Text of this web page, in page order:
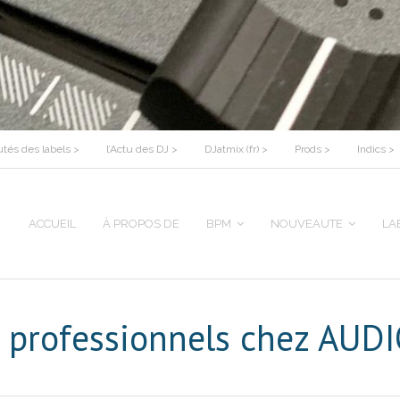
des labels > l’Actu des DJ > DJatmix (fr) > Prods > Indics >
ACCUEIL À PROPOS DE BPM NOUVEAUTE
chez